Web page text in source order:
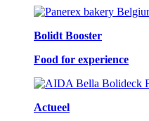
Bolidt Booster
Food for experience
Actueel